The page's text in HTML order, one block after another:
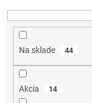
d
Na sklade 44
Akcia 14